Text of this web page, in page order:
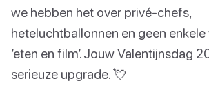
we hebben het over privé-chefs,
heteluchtballonnen en geen
’eten en film’. Jouw Valentijnsdag
serieuze upgrade. 💘